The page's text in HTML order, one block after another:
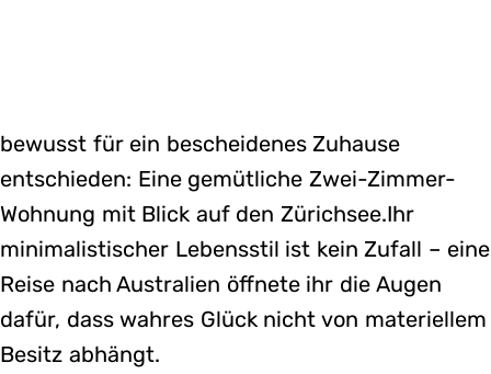
bewusst für ein bescheidenes Zuhause
entschieden: Eine gemütliche Zwei-Zimmer-
Wohnung mit Blick auf den Zürichsee.Ihr
minimalistischer Lebensstil ist kein Zufall – eine
Reise nach Australien öffnete ihr die Augen
dafür, dass wahres Glück nicht von materiellem
Besitz abhängt.